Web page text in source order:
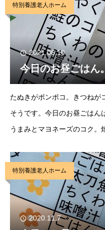
特別養護老人ホーム
2021.06.10
今日のお昼ごはん
たぬきがポンポコ。きつねが
そうです。今日のお昼ごはん
うまみとマヨネーズのコク。
ン』”かやくごはん、鮭のコー
特別養護老人ホーム
2020.11.7